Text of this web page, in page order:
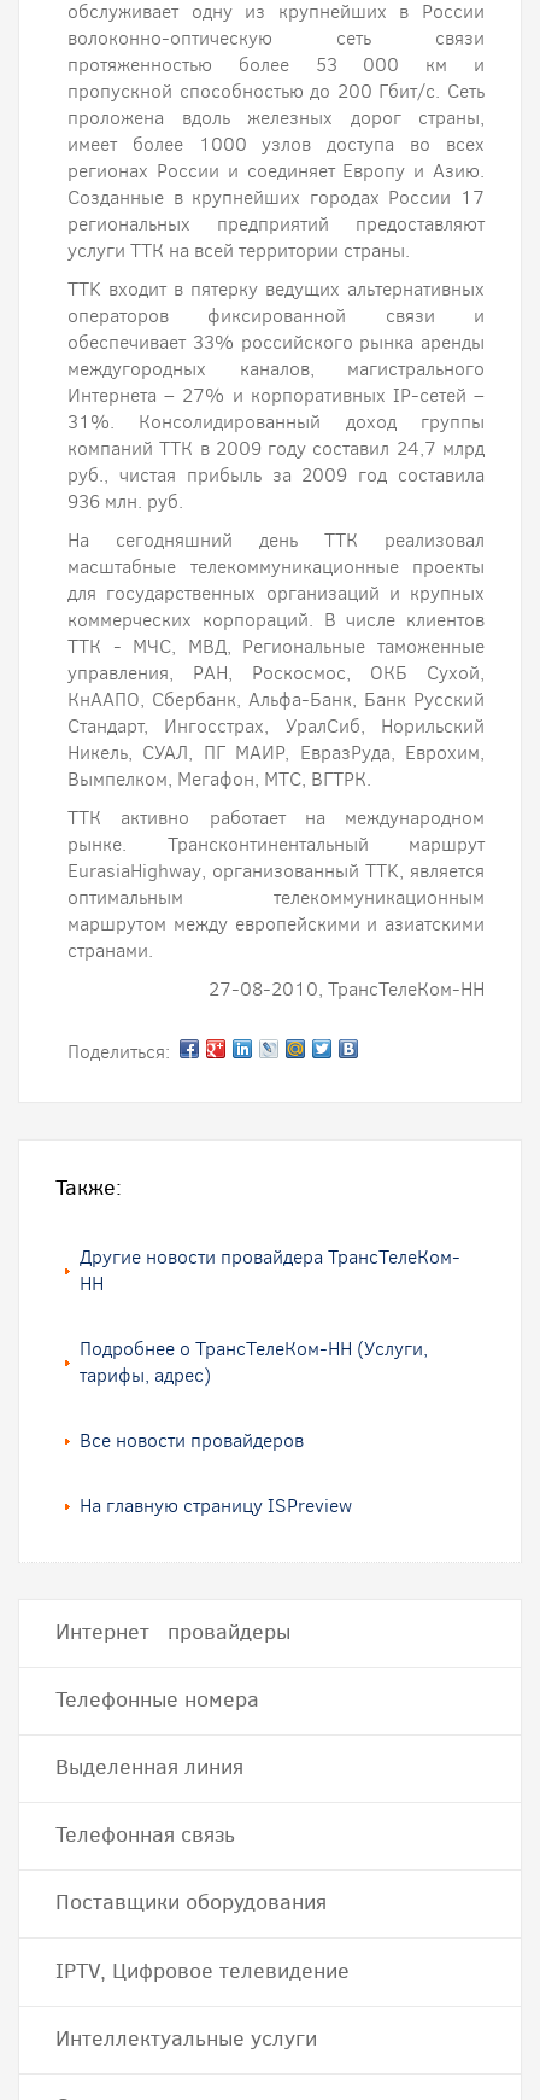
обслуживает одну из крупнейших в России
волоконно-оптическую сеть связи
протяженностью более 53 000 км и
пропускной способностью до 200 Гбит/с. Сеть
проложена вдоль железных дорог страны,
имеет более 1000 узлов доступа во всех
регионах России и соединяет Европу и Азию.
Созданные в крупнейших городах России 17
региональных предприятий предоставляют
услуги ТТК на всей территории страны.
TTK входит в пятерку ведущих альтернативных
операторов фиксированной связи и
обеспечивает 33% российского рынка аренды
междугородных каналов, магистрального
Интернета – 27% и корпоративных IP-сетей –
31%. Консолидированный доход группы
компаний ТТК в 2009 году составил 24,7 млрд
руб., чистая прибыль за 2009 год составила
936 млн. руб.
На сегодняшний день ТТК реализовал
масштабные телекоммуникационные проекты
для государственных организаций и крупных
коммерческих корпораций. В числе клиентов
ТТК - МЧС, МВД, Региональные таможенные
управления, РАН, Роскосмос, ОКБ Сухой,
КнААПО, Сбербанк, Альфа-Банк, Банк Русский
Стандарт, Ингосстрах, УралСиб, Норильский
Никель, СУАЛ, ПГ МАИР, ЕвразРуда, Еврохим,
Вымпелком, Мегафон, МТС, ВГТРК.
ТТК активно работает на международном
рынке. Трансконтинентальный маршрут
EurasiaHighway, организованный TTK, является
оптимальным телекоммуникационным
маршрутом между европейскими и азиатскими
странами.
27-08-2010, ТрансТелеКом-НН
Поделиться:
Также:
Другие новости провайдера ТрансТелеКом-
НН
Подробнее о ТрансТелеКом-НН (Услуги,
тарифы, адрес)
Все новости провайдеров
На главную страницу ISPreview
Интернет провайдеры
Телефонные номера
Выделенная линия
Телефонная связь
Поставщики оборудования
IPTV, Цифровое телевидение
Интеллектуальные услуги